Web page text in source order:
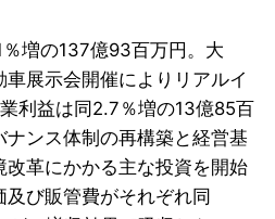
増の137億93百万円。大
展示会開催によりリアルイ
利益は同2.7％増の13億85百
ンス体制の再構築と経営基
革にかかる主な投資を開始
び販管費がそれぞれ同